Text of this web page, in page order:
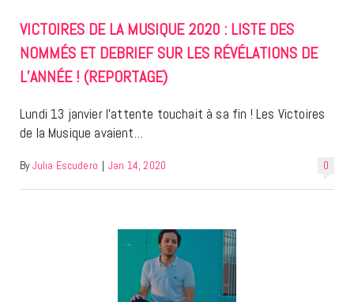
VICTOIRES DE LA MUSIQUE 2020 : LISTE DES
NOMMÉS ET DEBRIEF SUR LES RÉVÉLATIONS DE
L’ANNÉE ! (REPORTAGE)
Lundi 13 janvier l’attente touchait à sa fin ! Les Victoires
de la Musique avaient…
0
By Julia Escudero | Jan 14, 2020